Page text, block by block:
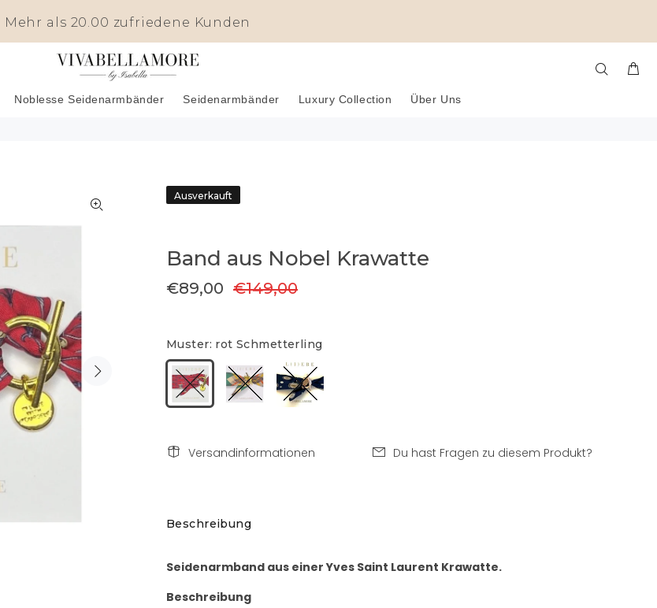
Mehr als 20.00 zufriedene Kunden
Noblesse Seidenarmbänder Seidenarmbänder Luxury Collection Über Uns
Ausverkauft
Band aus Nobel Krawatte
€89,00 €149,00
Muster: rot Schmetterling
Versandinformationen Du hast Fragen zu diesem Produkt?
Beschreibung
Seidenarmband aus einer Yves Saint Laurent Krawatte.
Beschreibung